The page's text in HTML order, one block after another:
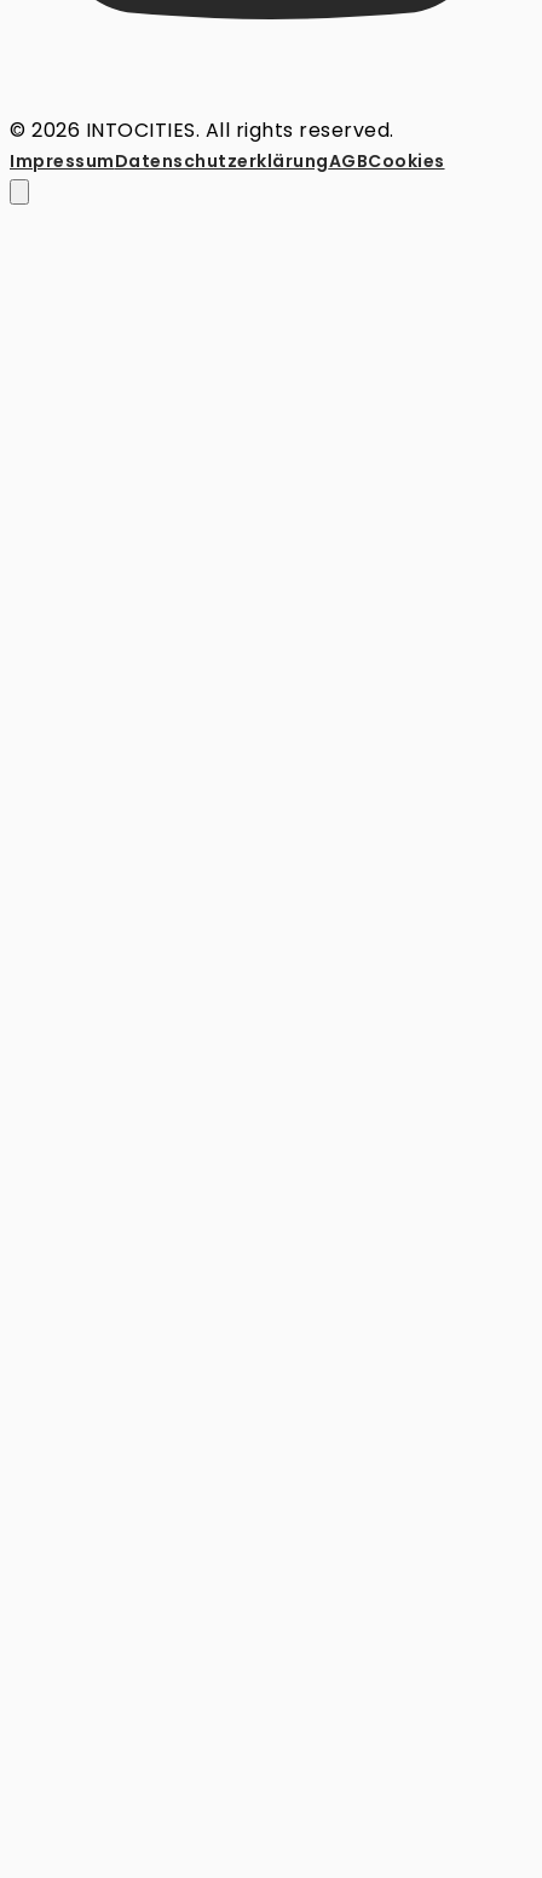
© 2026 INTOCITIES. All rights reserved.
ImpressumDatenschutz­erklärungAGBCookies